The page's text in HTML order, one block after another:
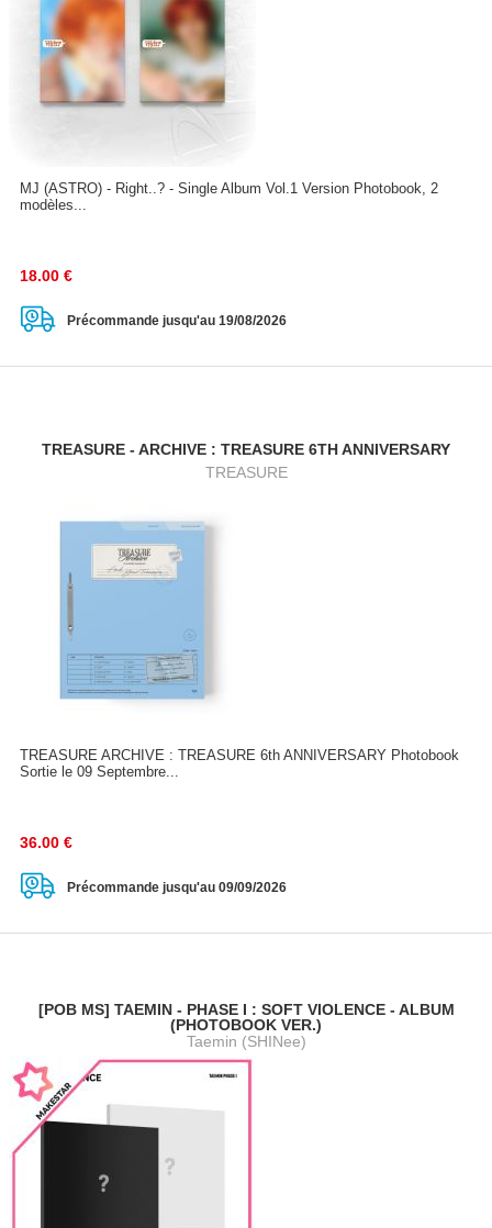
MJ (ASTRO) - Right..? - Single Album Vol.1 Version Photobook, 2
modèles...
18.00 €
Précommande jusqu'au 19/08/2026
TREASURE - ARCHIVE : TREASURE 6TH ANNIVERSARY
TREASURE
TREASURE ARCHIVE : TREASURE 6th ANNIVERSARY Photobook
Sortie le 09 Septembre...
36.00 €
Précommande jusqu'au 09/09/2026
[POB MS] TAEMIN - PHASE I : SOFT VIOLENCE - ALBUM
(PHOTOBOOK VER.)
Taemin (SHINee)